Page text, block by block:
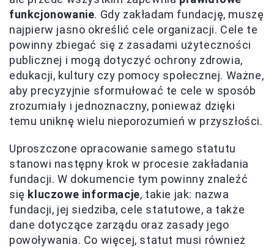
funkcjonowanie. Gdy zakładam fundację, muszę
najpierw jasno określić cele organizacji. Cele te
powinny zbiegać się z zasadami użyteczności
publicznej i mogą dotyczyć ochrony zdrowia,
edukacji, kultury czy pomocy społecznej. Ważne,
aby precyzyjnie sformułować te cele w sposób
zrozumiały i jednoznaczny, ponieważ dzięki
temu uniknę wielu nieporozumień w przyszłości.
Uproszczone opracowanie samego statutu
stanowi następny krok w procesie zakładania
fundacji. W dokumencie tym powinny znaleźć
się kluczowe informacje, takie jak: nazwa
fundacji, jej siedziba, cele statutowe, a także
dane dotyczące zarządu oraz zasady jego
powoływania. Co więcej, statut musi również